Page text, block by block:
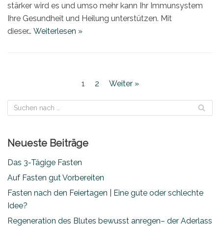
stärker wird es und umso mehr kann Ihr Immunsystem
Ihre Gesundheit und Heilung unterstützen. Mit
dieser… Weiterlesen »
1 2 Weiter »
Neueste Beiträge
Das 3-Tägige Fasten
Auf Fasten gut Vorbereiten
Fasten nach den Feiertagen | Eine gute oder schlechte
Idee?
Regeneration des Blutes bewusst anregen– der Aderlass